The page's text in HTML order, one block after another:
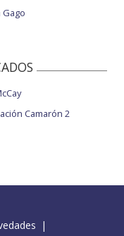
Gago
Camarón 2